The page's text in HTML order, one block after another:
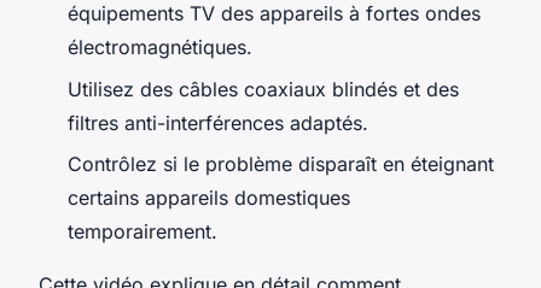
équipements TV des appareils à fortes ondes
électromagnétiques.
Utilisez des câbles coaxiaux blindés et des
filtres anti-interférences adaptés.
Contrôlez si le problème disparaît en éteignant
certains appareils domestiques
temporairement.